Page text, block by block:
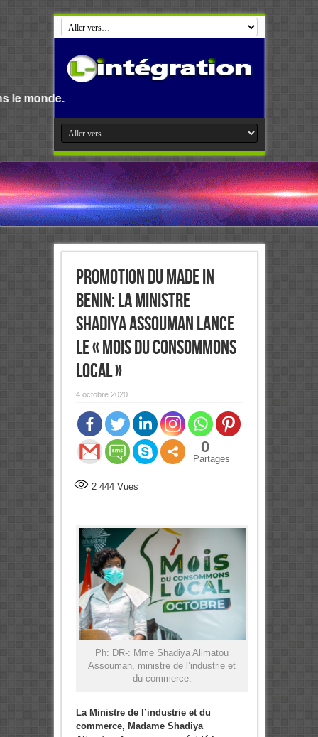
Promotion du Made in
Benin: La Ministre
Shadiya Assouman lance
le « Mois du Consommons
Local »
4 octobre 2020
0
Partages
2 444Vues
Ph: DR-: Mme Shadiya Alimatou
Assouman, ministre de l’industrie et
du commerce.
La Ministre de l’industrie et du
commerce, Madame Shadiya